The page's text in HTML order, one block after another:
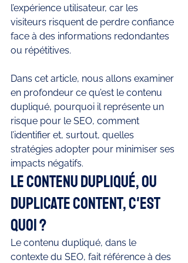
l’expérience utilisateur, car les
visiteurs risquent de perdre confiance
face à des informations redondantes
ou répétitives.
Dans cet article, nous allons examiner
en profondeur ce qu’est le contenu
dupliqué, pourquoi il représente un
risque pour le SEO, comment
l’identifier et, surtout, quelles
stratégies adopter pour minimiser ses
impacts négatifs.
Le contenu dupliqué, ou
duplicate content, c'est
quoi ?
Le contenu dupliqué, dans le
contexte du SEO, fait référence à des